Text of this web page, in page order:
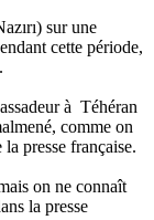
sur une
cette période,
à Téhéran
comme on
presse française.
on ne connaît
la presse